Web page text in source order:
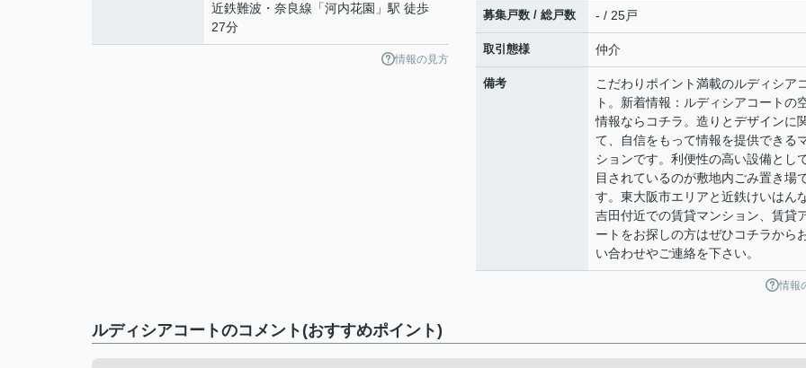
近鉄難波・奈良線 「河内花園 」駅 徒歩
27分
情報の見方
募集戸数 / 総戸数 - / 25戸
取引態様 仲介
備考
こだわりポイント満載のルディシア
ト。新着情報：ルディシアコートの
情報ならコチラ。造りとデザインに
て、自信をもって情報を提供できる
ションです。利便性の高い設備とし
目されているのが敷地内ごみ置き場
す。東大阪市エリアと近鉄けいはん
吉田付近での賃貸マンション、賃貸
ートをお探しの方はぜひコチラから
い合わせやご連絡を下さい。
情報
ルディシアコートのコメント(おすすめポイント)